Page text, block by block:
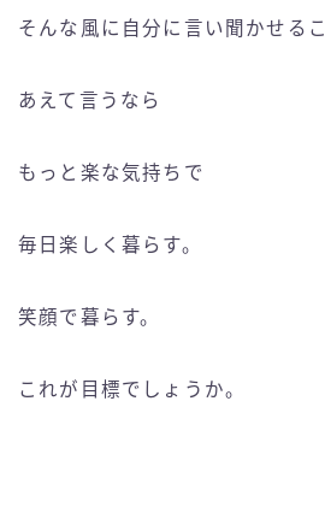
そんな風に自分に言い聞かせる
あえて言うなら
もっと楽な気持ちで
毎日楽しく暮らす。
笑顔で暮らす。
これが目標でしょうか。